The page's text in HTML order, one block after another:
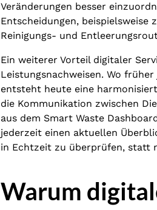
Veränderungen besser
Entscheidungen,
Reinigungs- und
Ein weiterer Vorteil digitaler
Leistungsnachweisen. Wo
entsteht heute eine
die Kommunikation zwischen
aus dem Smart Waste
jederzeit einen aktuellen
in Echtzeit zu überprüfen, statt
Warum